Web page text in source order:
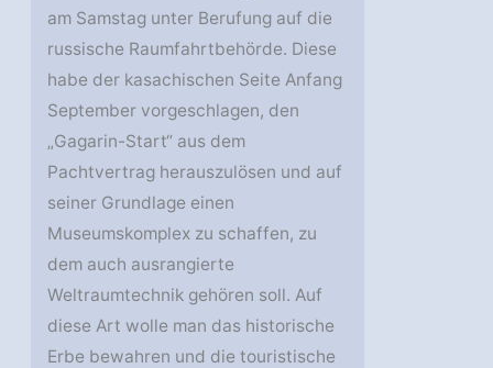
am Samstag unter Berufung auf die
russische Raumfahrtbehörde. Diese
habe der kasachischen Seite Anfang
September vorgeschlagen, den
„Gagarin-Start“ aus dem
Pachtvertrag herauszulösen und auf
seiner Grundlage einen
Museumskomplex zu schaffen, zu
dem auch ausrangierte
Weltraumtechnik gehören soll. Auf
diese Art wolle man das historische
Erbe bewahren und die touristische